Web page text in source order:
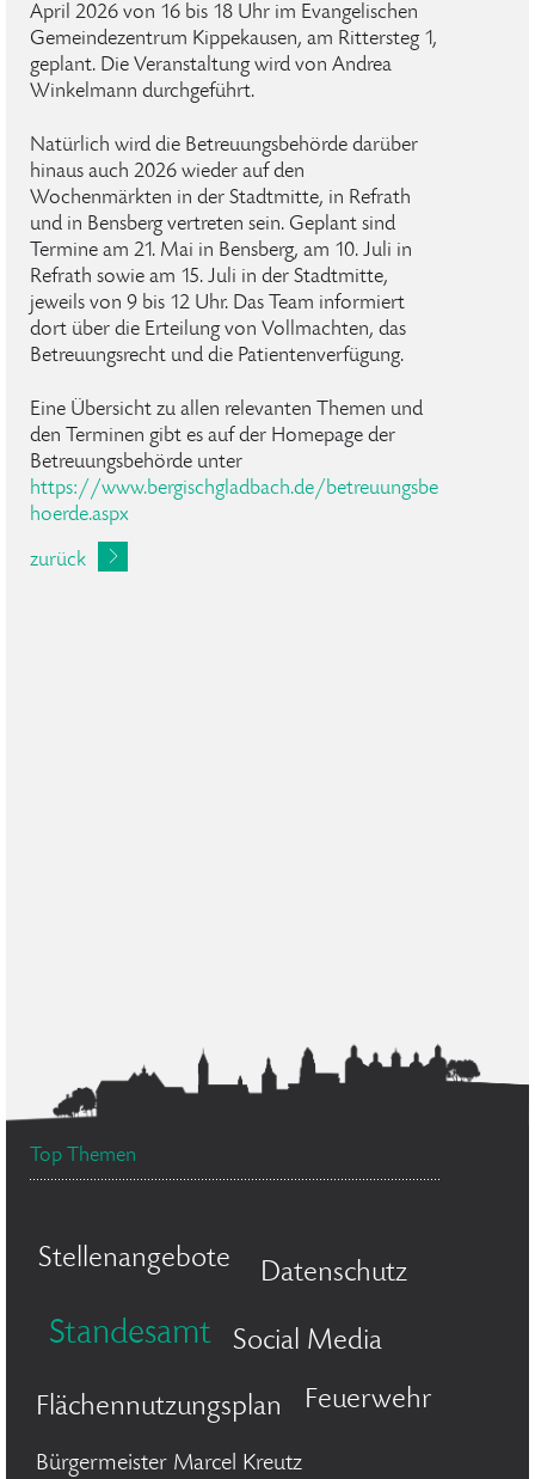
April 2026 von 16 bis 18 Uhr im Evangelischen
Gemeindezentrum Kippekausen, am Rittersteg 1,
geplant. Die Veranstaltung wird von Andrea
Winkelmann durchgeführt.
Natürlich wird die Betreuungsbehörde darüber
hinaus auch 2026 wieder auf den
Wochenmärkten in der Stadtmitte, in Refrath
und in Bensberg vertreten sein. Geplant sind
Termine am 21. Mai in Bensberg, am 10. Juli in
Refrath sowie am 15. Juli in der Stadtmitte,
jeweils von 9 bis 12 Uhr. Das Team informiert
dort über die Erteilung von Vollmachten, das
Betreuungsrecht und die Patientenverfügung.
Eine Übersicht zu allen relevanten Themen und
den Terminen gibt es auf der Homepage der
Betreuungsbehörde unter
https://www.bergischgladbach.de/betreuungsbe
hoerde.aspx
zurück
Top Themen
Stellenangebote Datenschutz
Standesamt Social Media
Flächennutzungsplan Feuerwehr
Bürgermeister Marcel Kreutz